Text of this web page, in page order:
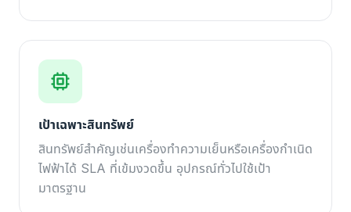
เป้าเฉพาะสินทรัพย์
สินทรัพย์สำคัญเช่นเครื่องทำความเย็นหรือเครื่องกำเนิด
ไฟฟ้าได้ SLA ที่เข้มงวดขึ้น อุปกรณ์ทั่วไปใช้เป้า
มาตรฐาน